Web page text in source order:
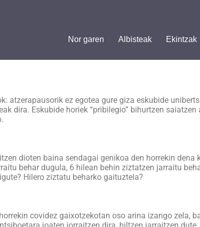
Nor garen Albisteak Ekintzak
atzerapausorik ez egotea gure giza eskubide
dira. Eskubide horiek “pribilegio” bihurtzen
dioten baina sendagai genikoa den horrekin
behar dugula, 6 hilean behin ziztatzen jarraitu
Hilero ziztatu beharko gaituztela?
covidez gaixotzekotan oso arina izango zela,